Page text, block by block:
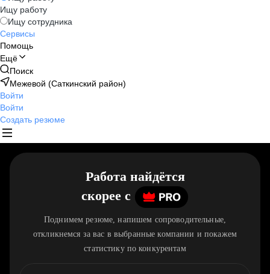
Ищу работу
Ищу сотрудника
Сервисы
Помощь
Ещё
Поиск
Межевой (Саткинский район)
Войти
Войти
Создать резюме
Работа найдётся
скорее c
Поднимем резюме, напишем сопроводительные,
откликнемся за вас в выбранные компании и покажем
статистику по конкурентам